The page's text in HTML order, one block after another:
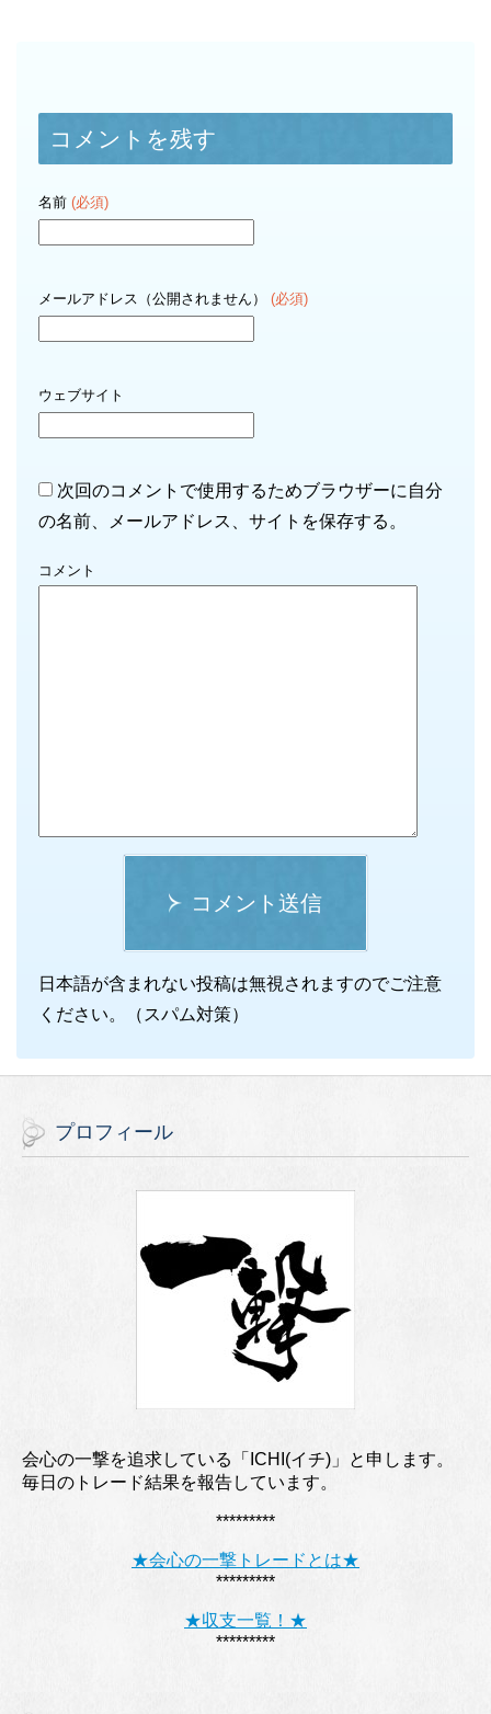
コメントを残す
名前 (必須)
メールアドレス（公開されません） (必須)
ウェブサイト
次回のコメントで使用するためブラウザーに自分
の名前、メールアドレス、サイトを保存する。
コメント
コメント送信
日本語が含まれない投稿は無視されますのでご注意
ください。（スパム対策）
プロフィール
会心の一撃を追求している「ICHI(イチ)」と申します。
毎日のトレード結果を報告しています。
*********
★会心の一撃トレードとは★
*********
★収支一覧！★
*********